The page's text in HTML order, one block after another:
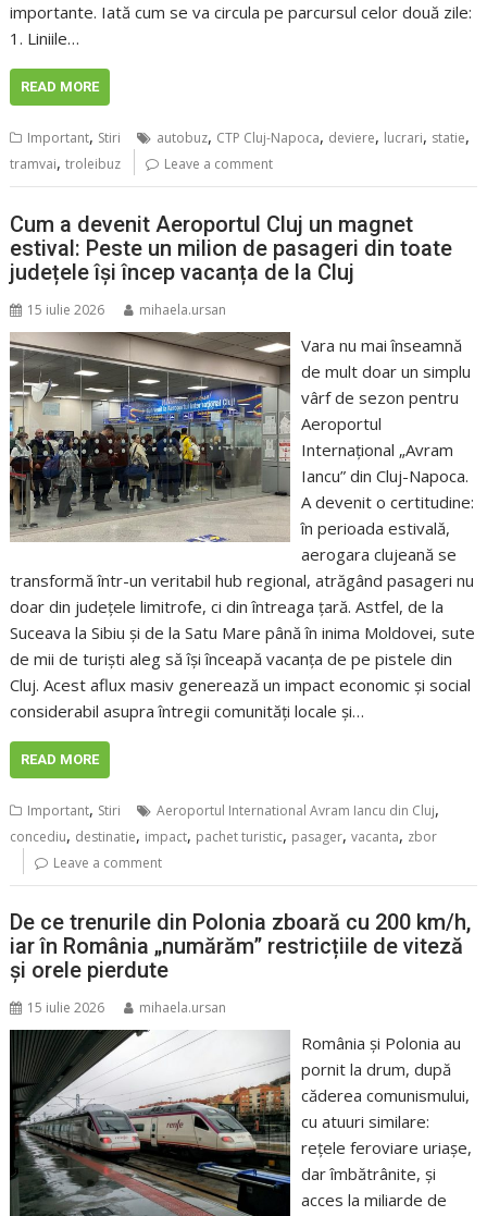
importante. Iată cum se va circula pe parcursul celor două zile:
1. Liniile…
READ MORE
Important, Stiri autobuz, CTP Cluj-Napoca, deviere, lucrari, statie,
tramvai,troleibuz Leave a comment
Cum a devenit Aeroportul Cluj un magnet
estival: Peste un milion de pasageri din toate
județele își încep vacanța de la Cluj
15 iulie 2026 mihaela.ursan
Vara nu mai înseamnă
de mult doar un simplu
vârf de sezon pentru
Aeroportul
Internațional „Avram
Iancu” din Cluj-Napoca.
A devenit o certitudine:
în perioada estivală,
aerogara clujeană se
transformă într-un veritabil hub regional, atrăgând pasageri nu
doar din județele limitrofe, ci din întreaga țară. Astfel, de la
Suceava la Sibiu și de la Satu Mare până în inima Moldovei, sute
de mii de turiști aleg să își înceapă vacanța de pe pistele din
Cluj. Acest aflux masiv generează un impact economic și social
considerabil asupra întregii comunități locale și…
READ MORE
Important, Stiri Aeroportul International Avram Iancu din Cluj,
concediu, destinatie, impact, pachet turistic, pasager,vacanta, zbor
Leave a comment
De ce trenurile din Polonia zboară cu 200 km/h,
iar în România „numărăm” restricțiile de viteză
și orele pierdute
15 iulie 2026 mihaela.ursan
România și Polonia au
pornit la drum, după
căderea comunismului,
cu atuuri similare:
rețele feroviare uriașe,
dar îmbătrânite, și
acces la miliarde de